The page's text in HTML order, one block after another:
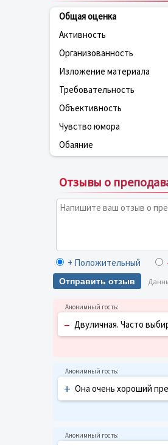
Общая оценка
Активность
Организованность
Изложение материала
Требовательность
Объективность
Чувство юмора
Обаяние
Отзывы о
+ Положительный
Отправить отзыв
– Двуличная. Часто
+ Она очень хороший